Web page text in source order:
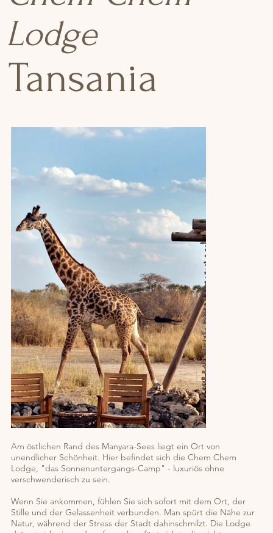
Am östlichen Rand des Manyara-Sees liegt ein Ort von
unendlicher Schönheit. Hier befindet sich die Chem Chem
Lodge, "das Sonnenuntergangs-Camp" - luxuriös ohne
verschwenderisch zu sein.
Wenn Sie ankommen, fühlen Sie sich sofort mit dem Ort, der
Stille und der Gelassenheit verbunden. Man spürt die Nähe zur
Natur, während der Stress der Stadt dahinschmilzt. Die Lodge
Lodge
Tansania